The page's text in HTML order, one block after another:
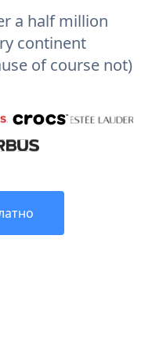
a half million
continent
of course not)